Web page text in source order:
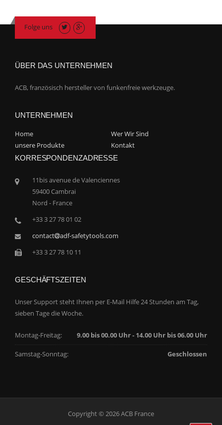
Folge uns
ÜBER DAS UNTERNEHMEN
ACB, französisch hersteller von funkenfreie werkzeuge.
UNTERNEHMEN
Home
Wer Wir Sind
unsere Produkte
Kontakt
KORRESPONDENZADRESSE
11bis avenue de Valenciennes
59400 Cambrai
Nord - France
+33 3 27 78 01 02
contact
adf-safetytools.com
+33 3 27 78 10 11
GESCHÄFTSZEITEN
Unser Support steht Ihnen per E-Mail Hilfe 24 Stunden am Tag,
sieben Tage die Woche.
Montag-Freitag: 9.00 bis 00.00 Uhr - 14.00 Uhr bis 06.00 Uhr
Samstag-Sonntag: Geschlossen
Copyright © 2026 ACB France